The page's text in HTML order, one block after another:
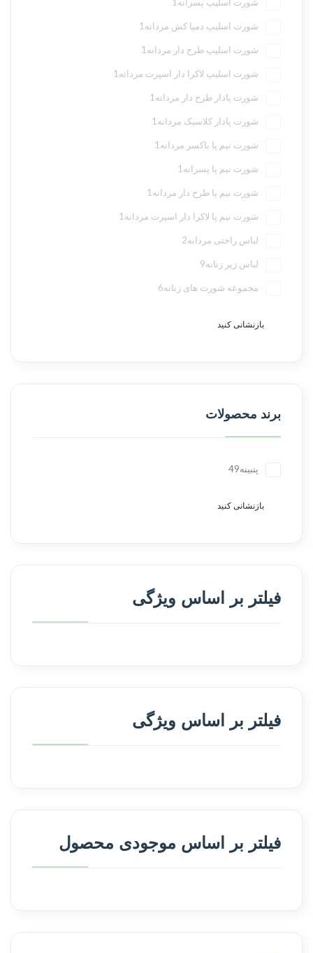
شورت اسلیپ دمپا کش مردانه 1
شورت اسلیپ طرح دار مردانه 1
شورت اسلیپ لاکرا دار اسپرت مردانه 1
شورت پادار طرح دار مردانه 1
شورت پادار کلاسیک مردانه 1
شورت نیم پا باکسر مردانه 1
شورت نیم پا پسرانه 1
شورت نیم پا طرح دار مردانه 1
شورت نیم پا لاکرا دار اسپرت مردانه 1
لباس راحتی مردانه2
لباس زیر زنانه9
مجموعه شورت های زنانه6
بازنشانی کنید
برند محصولات
پنبینه49
بازنشانی کنید
فیلتر بر اساس ویژگی
فیلتر بر اساس ویژگی
فیلتر بر اساس موجودی محصول